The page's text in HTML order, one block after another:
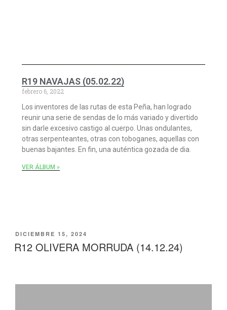
R19 NAVAJAS (05.02.22)
febrero 6, 2022
Los inventores de las rutas de esta Peña, han logrado
reunir una serie de sendas de lo más variado y divertido
sin darle excesivo castigo al cuerpo. Unas ondulantes,
otras serpenteantes, otras con toboganes, aquellas con
buenas bajantes. En fin, una auténtica gozada de dia.
VER ÁLBUM »
DICIEMBRE 15, 2024
R12 OLIVERA MORRUDA (14.12.24)